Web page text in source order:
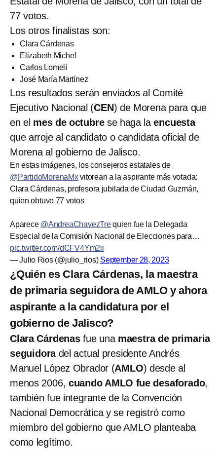
77 votos.
Los otros finalistas son:
Clara Cárdenas
Elizabeth Michel
Carlos Lomelí
José María Martínez
Los resultados serán enviados al Comité
Ejecutivo Nacional (CEN) de Morena para que
en el mes de octubrese haga laencuesta
que arroje al candidato o candidata oficial de
Morena al gobierno de Jalisco.
En estas imágenes, los consejeros estatales de
@PartidoMorenaMxvitorean a la aspirante más votada:
Clara Cárdenas, profesora jubilada de Ciudad Guzmán,
quien obtuvo 77 votos
Aparece @AndreaChavezTrequien fue la Delegada
Especial de la Comisión Nacional de Elecciones para…
pic.twitter.com/dCFV4Ym2ii
— Julio Rios (@julio_rios) September 28, 2023
¿Quién es Clara Cárdenas, la maestra
de primaria seguidora de AMLO y ahora
aspirante a la candidatura por el
gobierno de Jalisco?
Clara Cárdenasfue una maestra de primaria
seguidoradel actual presidente Andrés
Manuel López Obrador (AMLO) desde al
menos 2006, cuando AMLO fue desaforado,
también fue integrante de la Convención
Nacional Democrática y se registró como
miembro del gobierno que AMLO planteaba
como legítimo.